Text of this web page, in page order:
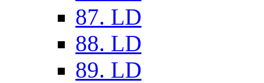
87. LD
88. LD
89. LD